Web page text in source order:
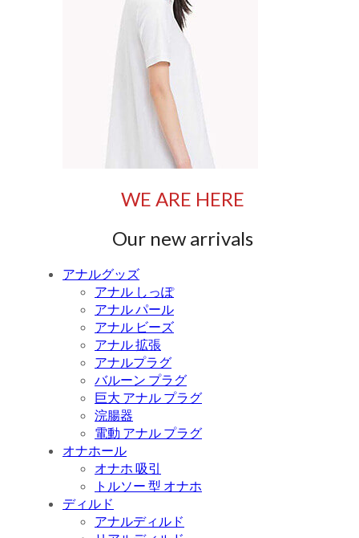
WE ARE HERE
Our new arrivals
アナルグッズ
アナル しっぽ
アナル パール
アナル ビーズ
アナル 拡張
アナルプラグ
バルーン プラグ
巨大 アナル プラグ
浣腸器
電動 アナル プラグ
オナホール
オナホ 吸引
トルソー 型 オナホ
ディルド
アナルディルド